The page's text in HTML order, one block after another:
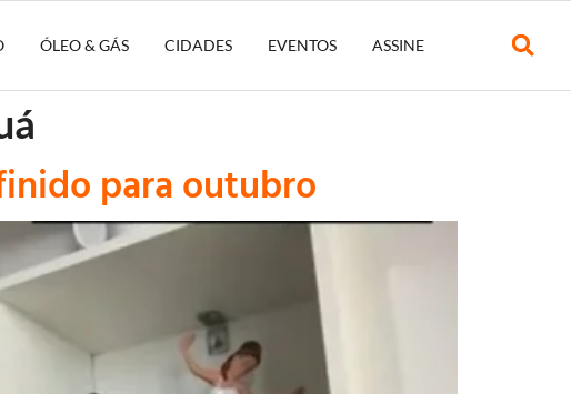
ÓLEO & GÁS CIDADES EVENTOS ASSINE
para outubro